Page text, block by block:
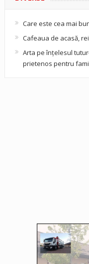
Care este cea mai
Cafeaua de acasă,
Arta pe înțelesul
prietenos pentru